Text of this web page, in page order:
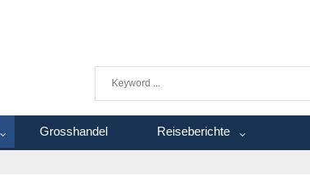
Grosshandel Reiseberichte